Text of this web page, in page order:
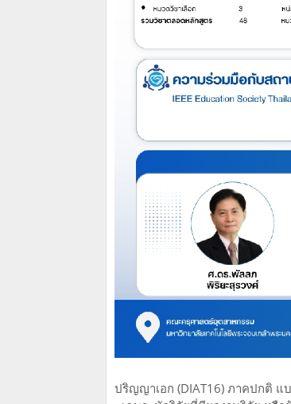
ปริญญาเอก (DIAT16) ภาคปกติ แ